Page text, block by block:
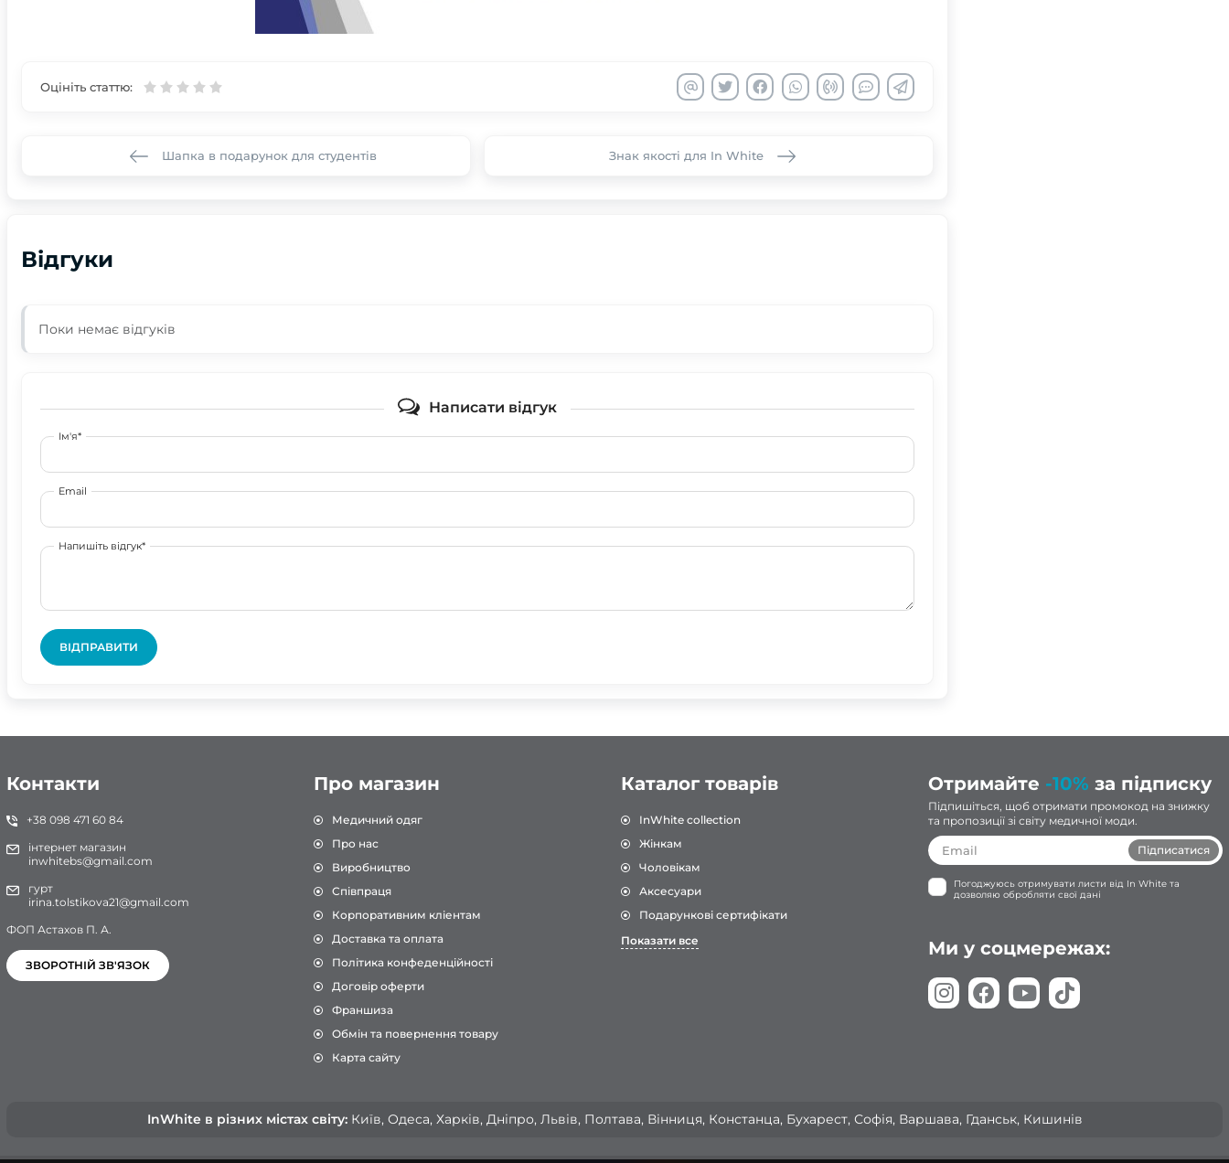
Оцініть статтю:
Шапка в подарунок для студентів Знак якості для In White
Відгуки
Поки немає відгуків
Написати відгук
Ім'я*
Email
Напишіть відгук*
ВІДПРАВИТИ
Контакти
+38 098 471 60 84
інтернет магазин
inwhitebs@gmail.com
гурт
irina.tolstikova21@gmail.com
ФОП Астахов П. А.
ЗВОРОТНІЙ ЗВ'ЯЗОК
Про магазин
Медичний одяг
Про нас
Виробництво
Співпраця
Корпоративним кліентам
Доставка та оплата
Політика конфеденційності
Договір оферти
Франшиза
Обмін та повернення товару
Карта сайту
Каталог товарів
InWhite collection
Жінкам
Чоловікам
Аксесуари
Подарункові сертифікати
Показати все
Отримайте -10% за підписку
Підпишіться, щоб отримати промокод на знижку
та пропозиції зі світу медичної моди.
Підписатися
Погоджуюсь отримувати листи від In White та
дозволяю обробляти свої дані
Ми у соцмережах:
InWhite в різних містах світу:Київ, Одеса, Харків, Дніпро, Львів, Полтава, Вінниця, Констанца, Бухарест, Софія, Варшава, Гданськ, Кишинів